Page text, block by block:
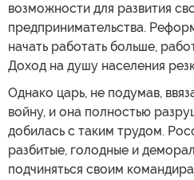
возможности для развития
предпринимательства.
начать работать больше,
Доход на душу населения
Однако царь, не подумав,
войну, и она полностью
добилась с таким трудом.
разбитые, голодные и
подчиняться своим